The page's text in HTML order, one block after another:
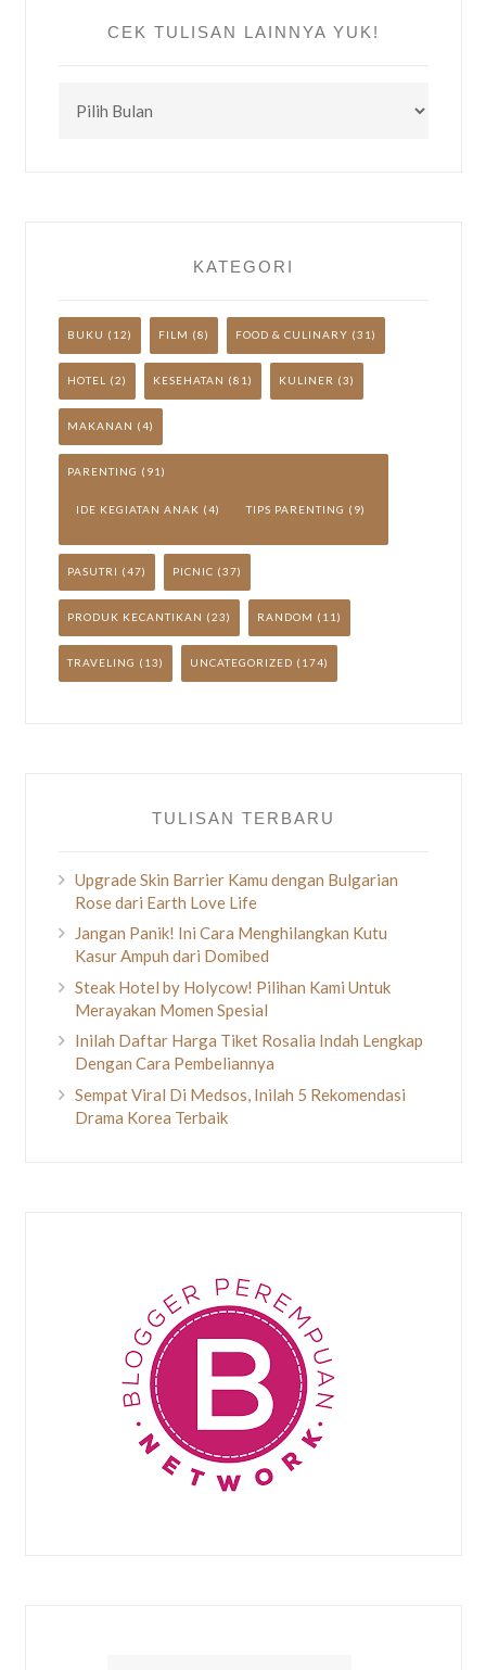
CEK TULISAN LAINNYA YUK!
TULISAN
KATEGORI
BUKU (12) FILM (8) FOOD & CULINARY (31)
HOTEL (2) KESEHATAN (81) KULINER (3)
MAKANAN (4)
PARENTING (91)
IDE KEGIATAN ANAK (4) TIPS PARENTING (9)
PASUTRI (47) PICNIC (37)
PRODUK KECANTIKAN (23) RANDOM (11)
TRAVELING (13) UNCATEGORIZED (174)
TULISAN TERBARU
Upgrade Skin Barrier Kamu dengan Bulgarian
Rose dari Earth Love Life
Jangan Panik! Ini Cara Menghilangkan Kutu
Kasur Ampuh dari Domibed
Steak Hotel by Holycow! Pilihan Kami Untuk
Merayakan Momen Spesial
Inilah Daftar Harga Tiket Rosalia Indah Lengkap
Dengan Cara Pembeliannya
Sempat Viral Di Medsos, Inilah 5 Rekomendasi
Drama Korea Terbaik